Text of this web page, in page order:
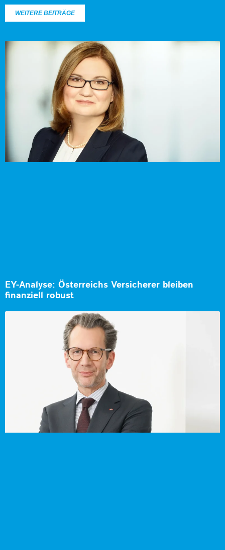
WEITERE BEITRÄGE
EY-Analyse: Österreichs Versicherer bleiben
finanziell robust